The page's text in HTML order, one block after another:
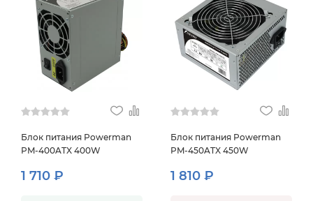
Блок питания Powerman
PM-400ATX 400W
1 710 ₽
Блок питания Powerman
PM-450ATX 450W
1 810 ₽